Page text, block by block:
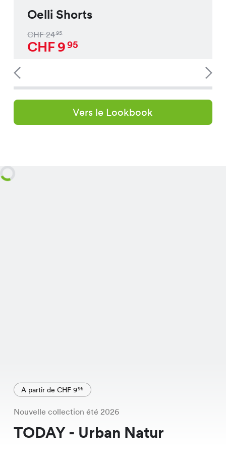
Oelli Shorts
CHF2495
CHF995
Vers le Lookbook
A partir de CHF 995
Nouvelle collection été 2026
TODAY - Urban Natur